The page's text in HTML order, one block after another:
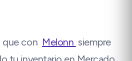
que con Melonn siempre